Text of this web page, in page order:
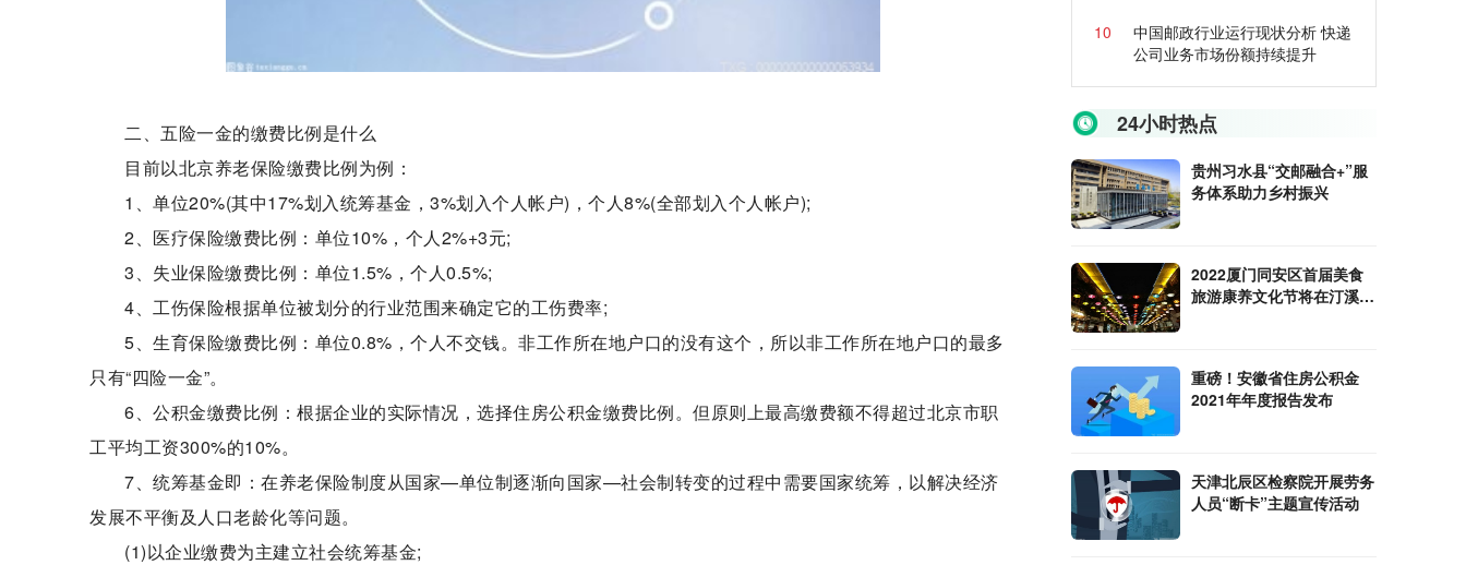
二、五险一金的缴费比例是什么
目前以北京养老保险缴费比例为例：
1、单位20%(其中17%划入统筹基金，3%划入个人帐户)，个人8%(全部划入个人帐户);
2、医疗保险缴费比例：单位10%，个人2%+3元;
3、失业保险缴费比例：单位1.5%，个人0.5%;
4、工伤保险根据单位被划分的行业范围来确定它的工伤费率;
5、生育保险缴费比例：单位0.8%，个人不交钱。非工作所在地户口的没有这个，所以非工作所在地户口的最多
只有“四险一金”。
6、公积金缴费比例：根据企业的实际情况，选择住房公积金缴费比例。但原则上最高缴费额不得超过北京市职
工平均工资300%的10%。
7、统筹基金即：在养老保险制度从国家—单位制逐渐向国家—社会制转变的过程中需要国家统筹，以解决经济
发展不平衡及人口老龄化等问题。
(1)以企业缴费为主建立社会统筹基金;
10
中国邮政行业运行现状分析 快递
公司业务市场份额持续提升
24小时热点
贵州习水县“交邮融合+”服
务体系助力乡村振兴
2022厦门同安区首届美食
旅游康养文化节将在汀溪镇
重磅！安徽省住房公积金
2021年年度报告发布
天津北辰区检察院开展劳务
人员“断卡”主题宣传活动